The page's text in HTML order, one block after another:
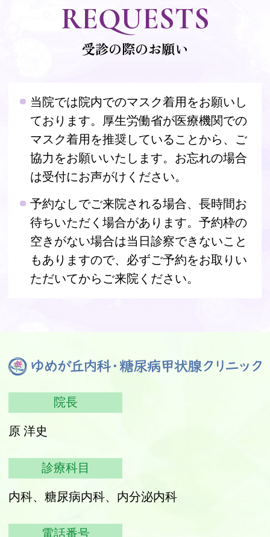
REQUESTS
受診の際のお願い
当院では院内でのマスク着用をお願いし
ております。厚生労働省が医療機関での
マスク着用を推奨していることから、ご
協力をお願いいたします。お忘れの場合
は受付にお声がけください。
予約なしでご来院される場合、長時間お
待ちいただく場合があります。予約枠の
空きがない場合は当日診察できないこと
もありますので、必ずご予約をお取りい
ただいてからご来院ください。
院長
原 洋史
診療科目
内科、糖尿病内科、内分泌内科
電話番号